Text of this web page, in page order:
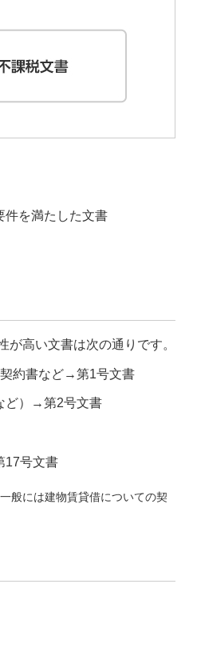
を満たした文書
が高い文書は次の通りです。
約書など→第1号文書
ど）→第2号文書
17号文書
般には建物賃貸借についての契